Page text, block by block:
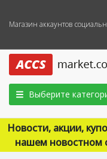
Магазин аккаунтов
Выберите
Новости, акции,
нашем новостном